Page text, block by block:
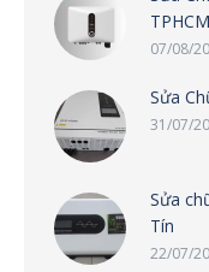
07/08/
Sửa
31/07/
Sửa
Tín
22/07/